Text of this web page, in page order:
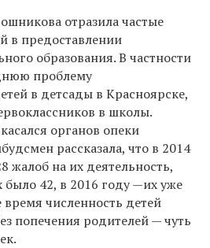
отразила частые
в предоставлении
образования. В частности
проблему
в детсады в Красноярске,
в школы.
органов опеки
рассказала, что в 2014
жалоб на их деятельность,
42, в 2016 году —их уже
время численность детей
попечения родителей — чуть